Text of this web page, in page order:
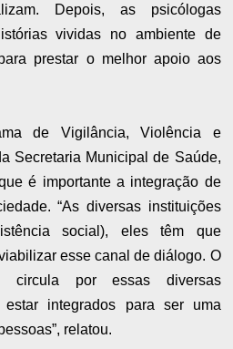
Depois, as psicólogas
vividas no ambiente de
prestar o melhor apoio aos
de Vigilância, Violência e
Secretaria Municipal de Saúde,
é importante a integração de
“As diversas instituições
social), eles têm que
esse canal de diálogo. O
circula por essas diversas
estar integrados para ser uma
relatou.